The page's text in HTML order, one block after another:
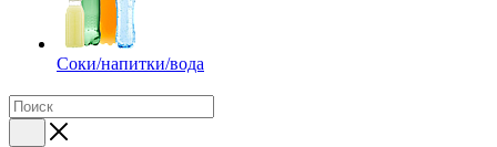
Соки/напитки/вода